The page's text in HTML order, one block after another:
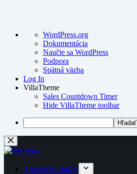
WordPress
WordPress.org
Dokumentácia
Naučte sa WordPress
Podpora
Spätná väzba
Log In
VillaTheme
Sales Countdown Timer
Hide VillaTheme toolbar
Hľadať
Preskočiť
na
Autoservis služby